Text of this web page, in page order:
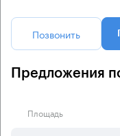
Позвонить
Предложения
Площадь